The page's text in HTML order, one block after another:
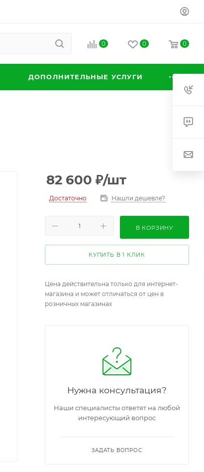
0 0 0
ДОПОЛНИТЕЛЬНЫЕ УСЛУГИ
82 600 ₽/шт
Достаточно Нашли дешевле?
В КОРЗИНУ
КУПИТЬ В 1 КЛИК
Цена действительна только для интернет-
магазина и может отличаться от цен в
розничных магазинах
Нужна консультация?
Наши специалисты ответят на любой
интересующий вопрос
ЗАДАТЬ ВОПРОС